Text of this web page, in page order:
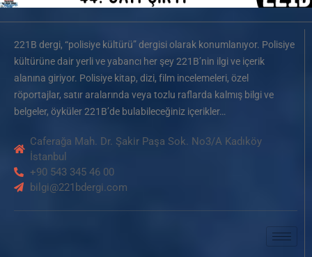
221B dergi, “polisiye kültürü” dergisi olarak konumlanıyor. Polisiye
kültürüne dair yerli ve yabancı her şey 221B’nin ilgi ve içerik
alanına giriyor. Polisiye kitap, dizi, film incelemeleri, özel
röportajlar, satır aralarında veya tozlu raflarda kalmış bilgi ve
belgeler, öyküler 221B’de bulabileceğiniz içerikler…
Caferağa Mah. Dr. Şakir Paşa Sok. No3/A Kadıköy
İstanbul
+90 543 345 46 00
bilgi@221bdergi.com